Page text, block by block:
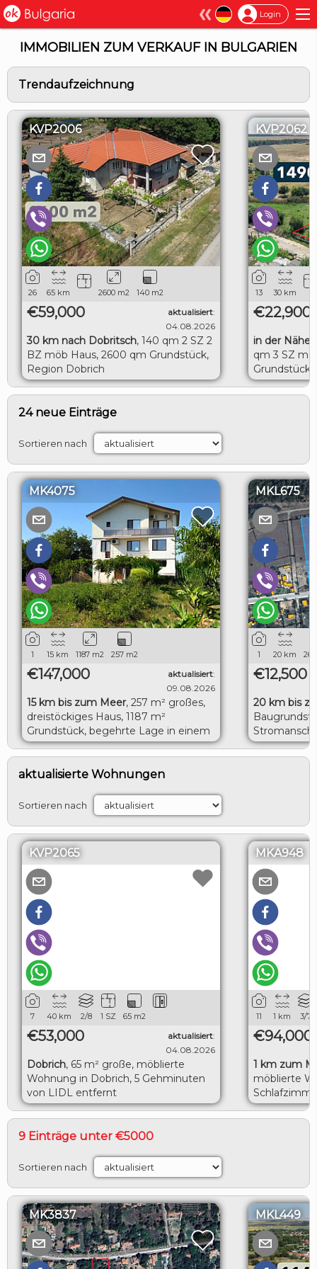
Login ×
IMMOBILIEN ZUM VERKAUF IN BULGARIEN
Trendaufzeichnung
KVP2006
26 65 km 2600 m2 140 m2
€59,000 aktualisiert:
04.08.2026
30 km nach Dobritsch, 140 qm 2 SZ 2
BZ möb Haus, 2600 qm Grundstück,
Region Dobrich
KVP2062
13 30 km
€22,900
in der Nähe
qm 3 SZ
Grundstück,
Toshevo
24 neue Einträge
Sortieren nach
MK4075
1 15 km 1187 m2 257 m2
€147,000 aktualisiert:
09.08.2026
15 km bis zum Meer, 257 m² großes,
dreistöckiges Haus, 1187 m²
Grundstück, begehrte Lage in einem
Dorf, 15 km zum Meer
MKL675
1 20 km
€12,500
20 km bis
Meer
aktualisierte Wohnungen
Sortieren nach
KVP2065
7 40 km 2/8 1 SZ 65 m2
€53,000 aktualisiert:
04.08.2026
Dobrich, 65 m² große, möblierte
Wohnung in Dobrich, 5 Gehminuten
von LIDL entfernt
MKA948
11 1 km 3/7
€94,000
1 km zum
möblierte
herrlicher
9 Einträge unter €5000
Sortieren nach
MK3837 MKL449